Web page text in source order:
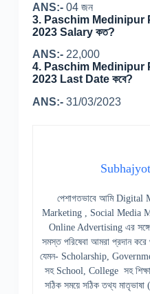
ANS:-04 জন
3. Paschim Medinipur
2023 Salary কত?
ANS:-22,000
4. Paschim Medinipur
2023 Last Date কবে?
ANS:-31/03/2023
পেশাগতভাবে আমি
Marketing , Social Media
Online Advertising এর
সমস্ত পরিষেবা আমরা প্রদান
যেমন- Scholarship,
সহ School, College সহ
সঠিক সময়ে সঠিক তথ্য মাতৃভাষা